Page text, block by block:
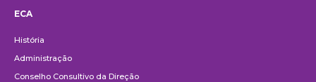
ECA
História
Administração
Conselho Consultivo da Direção